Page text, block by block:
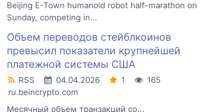
Beijing E-Town humanoid robot half-marathon on
Sunday, competing in...
Объем переводов стейблкоинов
превысил показатели крупнейшей
платежной системы США
RSS 04.04.2026 1
165
ru.beincrypto.com
Месячный объем транзакций со...